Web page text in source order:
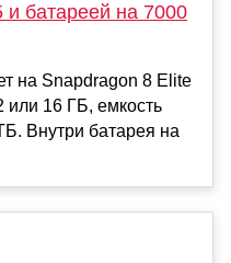
и батареей на 7000
на Snapdragon 8 Elite
16 ГБ, емкость
Внутри батарея на